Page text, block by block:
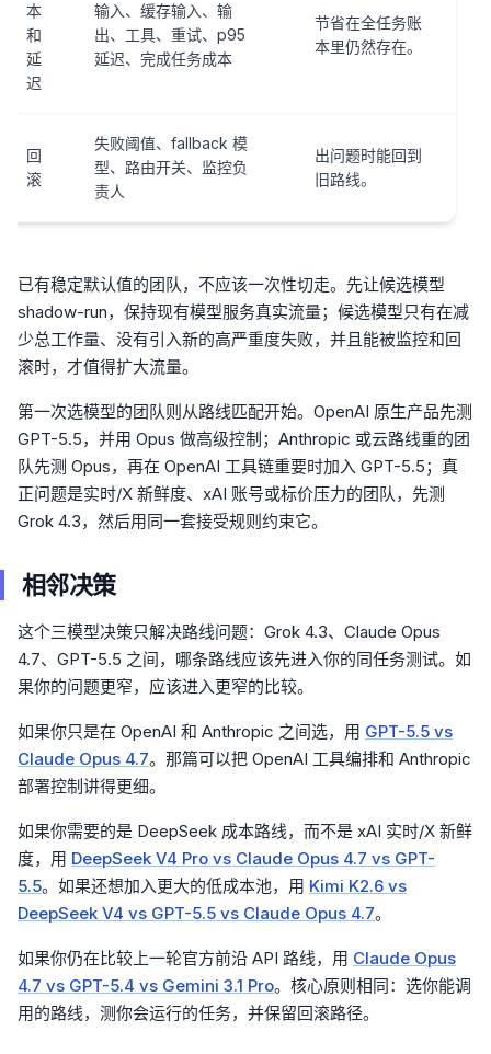
本
和
延
迟
输入、缓存输入、输
出、工具、重试、p95
延迟、完成任务成本
节省在全任务账
本里仍然存在。
回
滚
失败阈值、fallback 模
型、路由开关、监控负
责人
出问题时能回到
旧路线。
已有稳定默认值的团队，不应该一次性切走。先让候选模型
shadow-run，保持现有模型服务真实流量；候选模型只有在减
少总工作量、没有引入新的高严重度失败，并且能被监控和回
滚时，才值得扩大流量。
第一次选模型的团队则从路线匹配开始。OpenAI 原生产品先测
GPT-5.5，并用 Opus 做高级控制；Anthropic 或云路线重的团
队先测 Opus，再在 OpenAI 工具链重要时加入 GPT-5.5；真
正问题是实时/X 新鲜度、xAI 账号或标价压力的团队，先测
Grok 4.3，然后用同一套接受规则约束它。
相邻决策
这个三模型决策只解决路线问题：Grok 4.3、Claude Opus
4.7、GPT-5.5 之间，哪条路线应该先进入你的同任务测试。如
果你的问题更窄，应该进入更窄的比较。
如果你只是在 OpenAI 和 Anthropic 之间选，用 GPT-5.5 vs
Claude Opus 4.7。那篇可以把 OpenAI 工具编排和 Anthropic
部署控制讲得更细。
如果你需要的是 DeepSeek 成本路线，而不是 xAI 实时/X 新鲜
度，用 DeepSeek V4 Pro vs Claude Opus 4.7 vs GPT-
5.5。如果还想加入更大的低成本池，用 Kimi K2.6 vs
DeepSeek V4 vs GPT-5.5 vs Claude Opus 4.7。
如果你仍在比较上一轮官方前沿 API 路线，用 Claude Opus
4.7 vs GPT-5.4 vs Gemini 3.1 Pro。核心原则相同：选你能调
用的路线，测你会运行的任务，并保留回滚路径。